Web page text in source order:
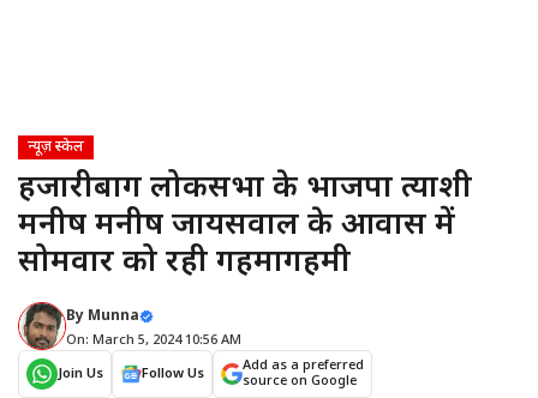
न्यूज़ स्केल
हजारीबाग लोकसभा के भाजपा प्रत्याशी
मनीष मनीष जायसवाल के आवास में
सोमवार को रही गहमागहमी
By Munna
On: March 5, 2024 10:56 AM
Join Us
Follow Us
Add as a preferred
source on Google